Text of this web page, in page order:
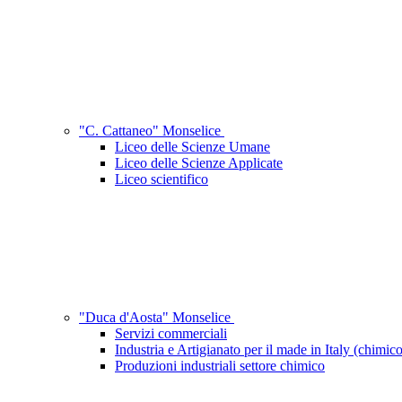
"C. Cattaneo" Monselice
Liceo delle Scienze Umane
Liceo delle Scienze Applicate
Liceo scientifico
"Duca d'Aosta" Monselice
Servizi commerciali
Industria e Artigianato per il made in Italy
Produzioni industriali settore chimico